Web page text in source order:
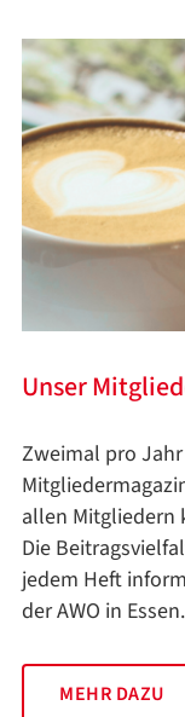
Unser
Zweimal pro Jahr
allen Mitgliedern
Die
jedem Heft
der AWO in Essen.
MEHR DAZU